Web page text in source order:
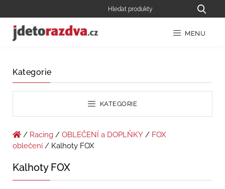
MENU
Kategorie
KATEGORIE
/ Racing / OBLEČENÍ a DOPLŇKY / FOX
oblečení / Kalhoty FOX
Kalhoty FOX